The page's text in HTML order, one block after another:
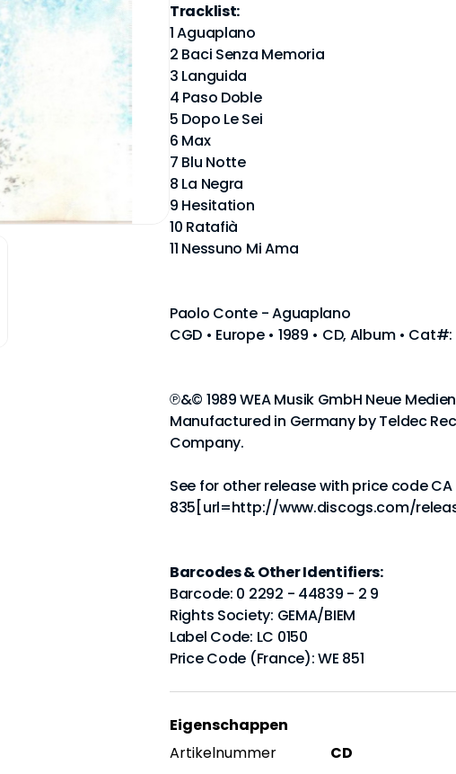
Tracklist:
1 Aguaplano
2 Baci Senza Memoria
3 Languida
4 Paso Doble
5 Dopo Le Sei
6 Max
7 Blu Notte
8 La Negra
9 Hesitation
10 Ratafià
11 Nessuno Mi Ama
Paolo Conte - Aguaplano
CGD • Europe • 1989 • CD, Album •
℗&© 1989 WEA Musik GmbH Neue
Manufactured in Germany by Teldec
Company.
See for other release with price code CA
835[url=http://www.discogs.com/
Barcodes & Other Identifiers:
Barcode: 0 2292 - 44839 - 2 9
Rights Society: GEMA/BIEM
Label Code: LC 0150
Price Code (France): WE 851
Eigenschappen
Artikelnummer
CD